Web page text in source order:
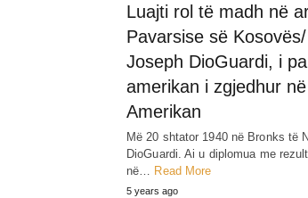
Luajti rol të madh në
Pavarsise së
Joseph DioGuardi, i
amerikan i zgjedhur
Amerikan
Më 20 shtator 1940 në Bronks të
DioGuardi. Ai u diplomua me
në… Read More
5 years ago